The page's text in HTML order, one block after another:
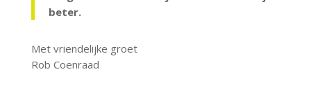
beter.
Met vriendelijke groet
Rob Coenraad